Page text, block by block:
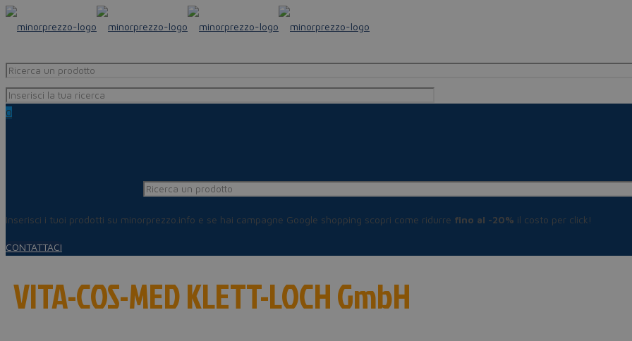
0
Inserisci i tuoi prodotti su minorprezzo.info e se hai campagne Google shopping scopri come ridurre fino al -20% il costo per click!
CONTATTACI
VITA-COS-MED KLETT-LOCH GmbH